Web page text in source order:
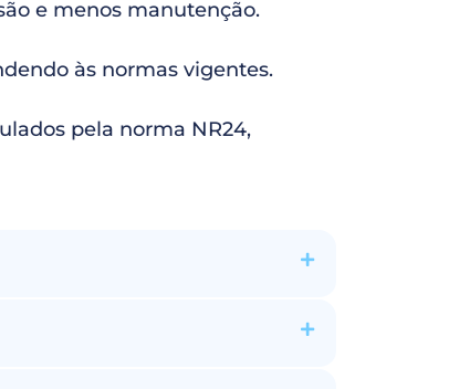
e menos manutenção.
às normas vigentes.
pela norma NR24,